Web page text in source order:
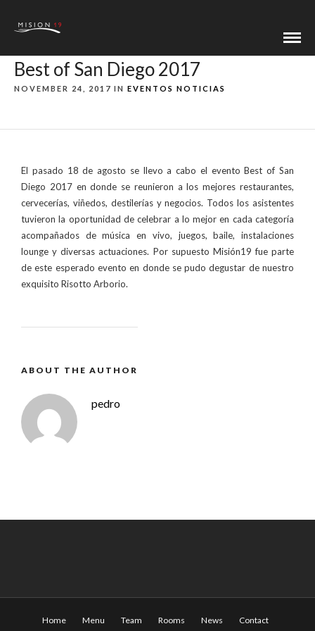
Best of San Diego 2017
NOVEMBER 24, 2017 IN EVENTOS NOTICIAS
El pasado 18 de agosto se llevo a cabo el evento Best of San
Diego 2017 en donde se reunieron a los mejores restaurantes,
cervecerías, viñedos, destilerías y negocios. Todos los asistentes
tuvieron la oportunidad de celebrar a lo mejor en cada categoría
acompañados de música en vivo, juegos, baile, instalaciones
lounge y diversas actuaciones. Por supuesto Misión19 fue parte
de este esperado evento en donde se pudo degustar de nuestro
exquisito Risotto Arborio.
ABOUT THE AUTHOR
pedro
Home Menu Team Rooms News Contact